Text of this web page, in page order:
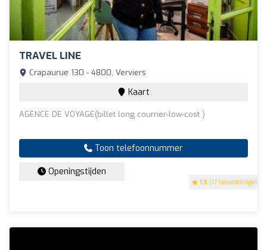
TRAVEL LINE
1.5 (17 beoordelingen)
Crapaurue 130 - 4800, Verviers
Kaart
AGENCE DE VOYAGE(billet long courrier-low-cost )
Toon telefoonnummer
Openingstijden